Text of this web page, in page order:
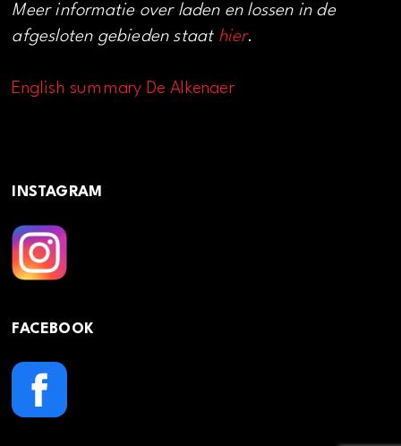
Meer informatie over laden en lossen in de
afgesloten gebieden staat hier.
English summary De Alkenaer
INSTAGRAM
FACEBOOK